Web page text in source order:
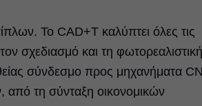
Το CAD+T καλύπτει όλες τις
σχεδιασμό και τη φωτορεαλιστική
σύνδεσμο προς μηχανήματα
από τη σύνταξη οικονομικών